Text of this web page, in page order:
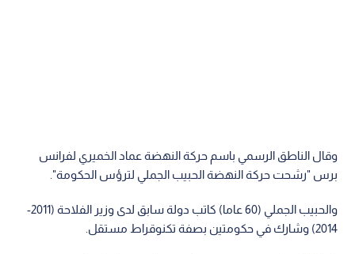
وقال الناطق الرسمي باسم حركة النهضة عماد الخميري لفرانس
برس "رشحت حركة النهضة الحبيب الجملي لترؤس الحكومة".
والحبيب الجملي (60 عاما) كاتب دولة سابق لدى وزير الفلاحة (2011-
2014) وشارك في حكومتين بصفة تكنوقراط مستقل.